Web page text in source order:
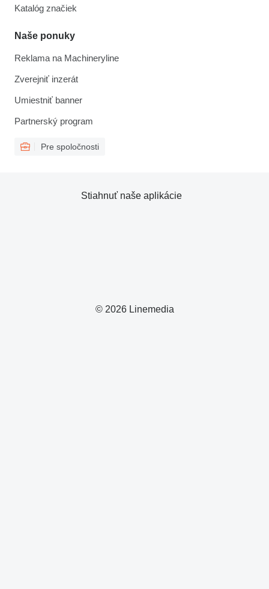
Katalóg značiek
Naše ponuky
Reklama na Machineryline
Zverejniť inzerát
Umiestniť banner
Partnerský program
Pre spoločnosti
© 2026 Linemedia
Stiahnuť naše aplikácie